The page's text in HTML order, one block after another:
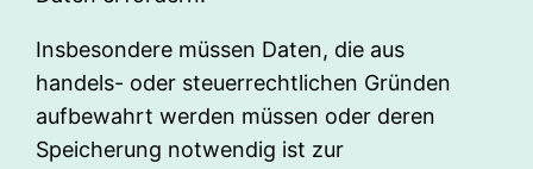
Insbesondere müssen Daten, die aus
handels- oder steuerrechtlichen Gründen
aufbewahrt werden müssen oder deren
Speicherung notwendig ist zur